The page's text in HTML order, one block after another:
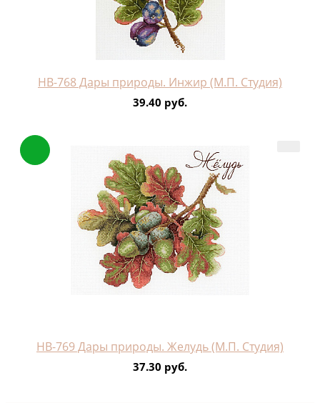
НВ-768 Дары природы. Инжир (М.П. Студия)
39.40 руб.
НВ-769 Дары природы. Желудь (М.П. Студия)
37.30 руб.